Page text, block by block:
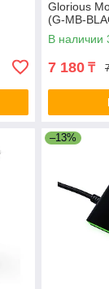
Glorious
(G-MB-
В наличии
7 180 ₸
–13%